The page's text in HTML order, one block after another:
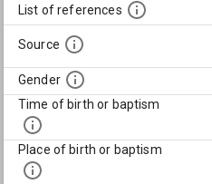
List of references
Source
Gender
Time of birth or baptism
Place of birth or baptism